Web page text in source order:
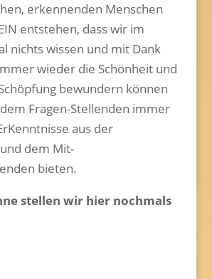
erkennenden Menschen
entstehen, dass wir im
nichts wissen und mit Dank
wieder die Schönheit und
bewundern können
Fragen-Stellenden immer
aus der
dem Mit-
bieten.
stellen wir hier nochmals